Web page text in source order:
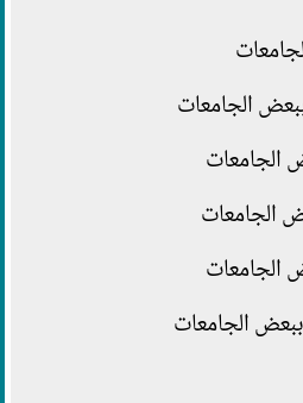
الجامعات
الجامعات
الجامعات
الجامعات
الجامعات